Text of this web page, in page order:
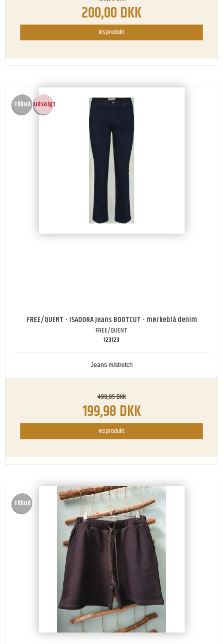
200,00 DKK
Vis produkt
Tilbud Udsolgt
FREE/QUENT - ISADORA Jeans BOOTCUT - mørkeblå denim
FREE/QUENT
123123
Jeans m/stretch
499,95 DKK
199,98 DKK
Vis produkt
Tilbud